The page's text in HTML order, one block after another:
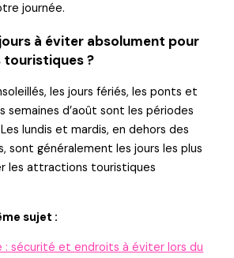
journée.
à éviter absolument pour
touristiques ?
les jours fériés, les ponts et
semaines d’août sont les périodes
lundis et mardis, en dehors des
sont généralement les jours les plus
les attractions touristiques
sujet :
: sécurité et endroits à éviter lors du